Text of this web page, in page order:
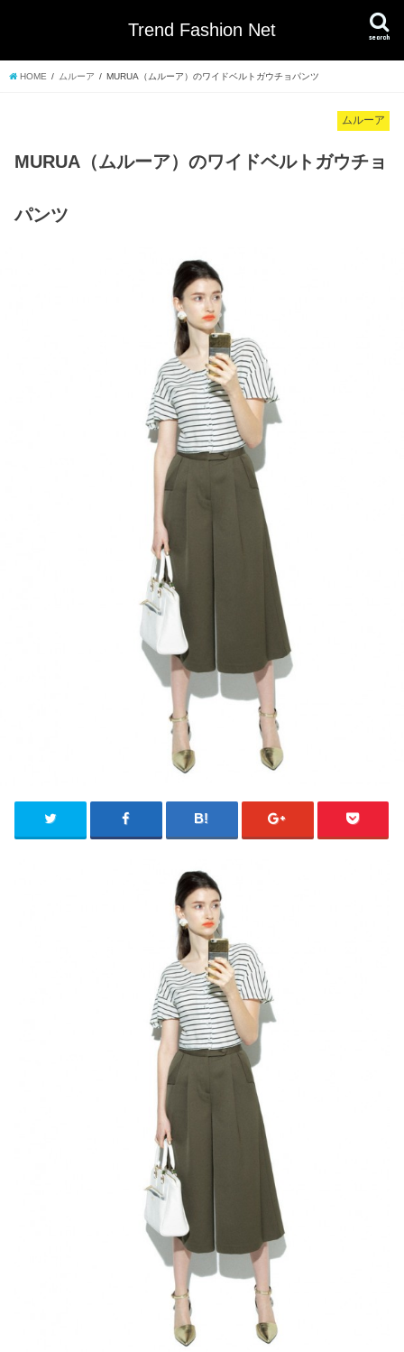
Trend Fashion Net search
HOME ムルーア MURUA（ムルーア）のワイドベルトガウチョパンツ
ムルーア
MURUA（ムルーア）のワイドベルトガウチョ
パンツ